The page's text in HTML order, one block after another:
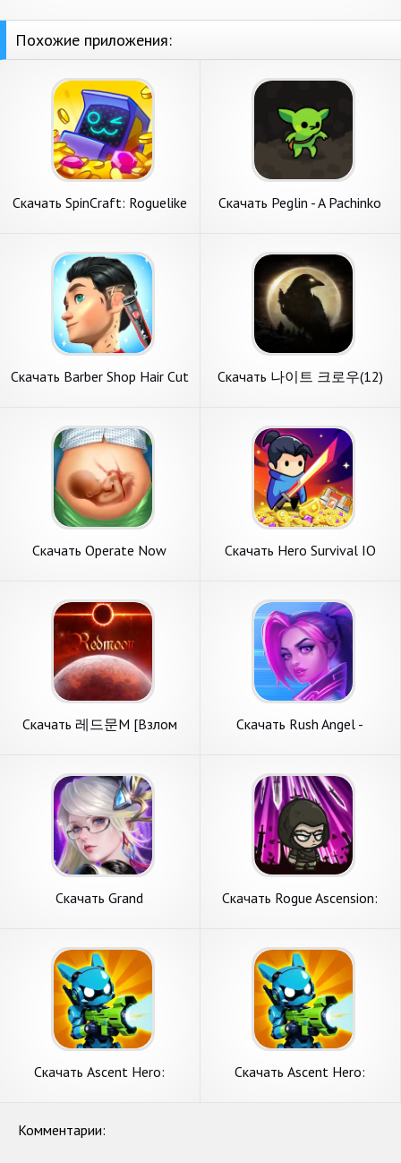
Похожие приложения:
Скачать SpinCraft: Roguelike
Скачать Peglin - A Pachinko
на Андроид
Скачать Barber Shop Hair Cut
Скачать 나이트 크로우(12)
Скачать Operate Now
Андроид
Скачать Hero Survival IO
Скачать 레드문M [Взлом
Скачать Rush Angel -
Андроид
Скачать Grand
на Андроид
Скачать Rogue Ascension:
на Андроид
Скачать Ascent Hero:
Скачать Ascent Hero:
Комментарии: